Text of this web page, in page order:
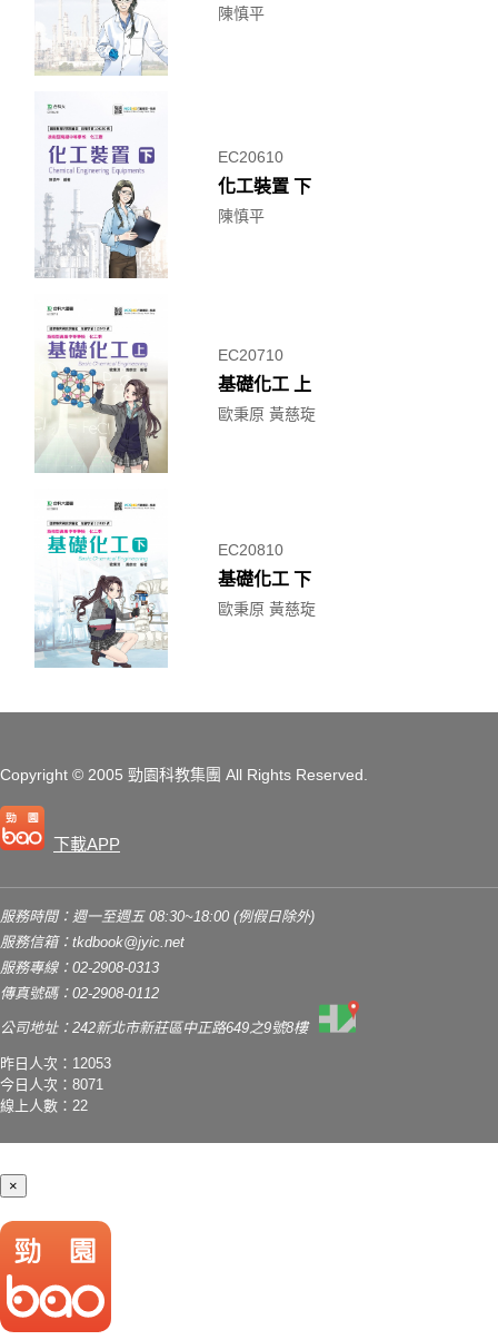
陳慎平
EC20610
化工裝置 下
陳慎平
EC20710
基礎化工 上
歐秉原 黃慈琁
EC20810
基礎化工 下
歐秉原 黃慈琁
Copyright © 2005 勁園科教集團 All Rights Reserved.
下載APP
服務時間：週一至週五 08:30~18:00 (例假日除外)
服務信箱： tkdbook@jyic.net
服務專線：02-2908-0313
傳真號碼：02-2908-0112
公司地址：242新北市新莊區中正路649之9號8樓
昨日人次：12053
今日人次：8071
線上人數：22
×